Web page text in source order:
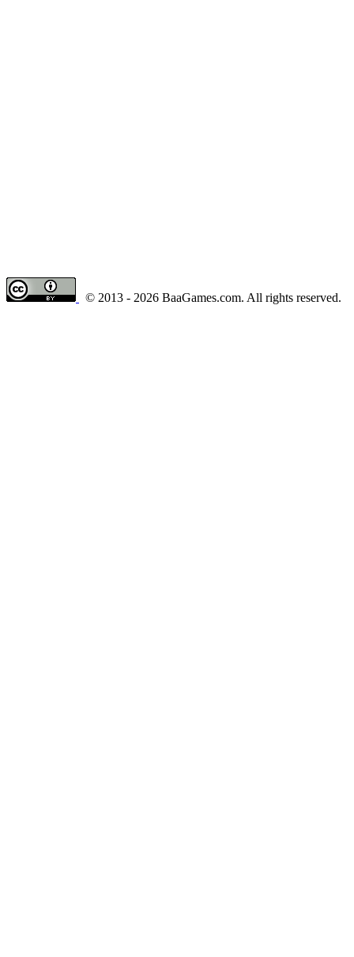
© 2013 - 2026 BaaGames.com. All rights reserved.